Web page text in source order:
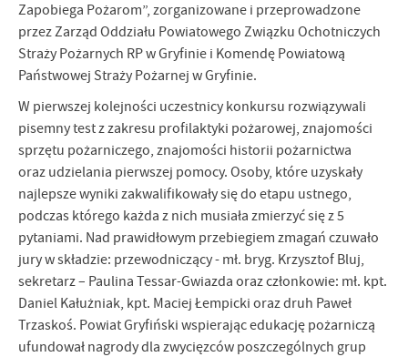
Zapobiega Pożarom”, zorganizowane i przeprowadzone
przez Zarząd Oddziału Powiatowego Związku Ochotniczych
Straży Pożarnych RP w Gryfinie i Komendę Powiatową
Państwowej Straży Pożarnej w Gryfinie.
W pierwszej kolejności uczestnicy konkursu rozwiązywali
pisemny test z zakresu profilaktyki pożarowej, znajomości
sprzętu pożarniczego, znajomości historii pożarnictwa
oraz udzielania pierwszej pomocy. Osoby, które uzyskały
najlepsze wyniki zakwalifikowały się do etapu ustnego,
podczas którego każda z nich musiała zmierzyć się z 5
pytaniami. Nad prawidłowym przebiegiem zmagań czuwało
jury w składzie: przewodniczący - mł. bryg. Krzysztof Bluj,
sekretarz – Paulina Tessar-Gwiazda oraz członkowie: mł. kpt.
Daniel Kałużniak, kpt. Maciej Łempicki oraz druh Paweł
Trzaskoś. Powiat Gryfiński wspierając edukację pożarniczą
ufundował nagrody dla zwycięzców poszczególnych grup